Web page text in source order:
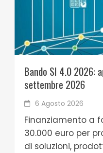
Bando SI 4.0 2026:
settembre 2026
6 Agosto 2026
Finanziamento a
30.000 euro per
di soluzioni,